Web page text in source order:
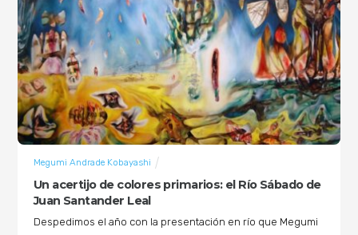
Un acertijo de colores primarios: el Río Sábado de
Juan Santander Leal
Megumi Andrade Kobayashi
Despedimos el año con la presentación en río que Megumi